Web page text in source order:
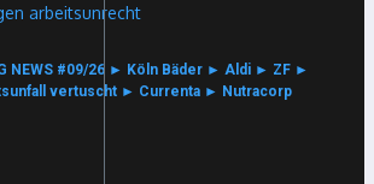
NEWS #09/26 ► Köln Bäder ► Aldi ► ZF ►
vertuscht ► Currenta ► Nutracorp